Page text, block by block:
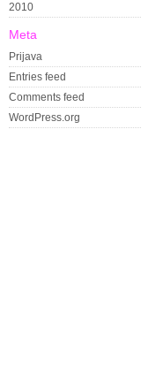
2010
Meta
Prijava
Entries feed
Comments feed
WordPress.org